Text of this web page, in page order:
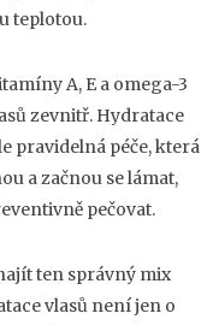
teplotou.
A, E a omega-3
zevnitř. Hydratace
pravidelná péče, která
a začnou se lámat,
pečovat.
ten správný mix
vlasů není jen o